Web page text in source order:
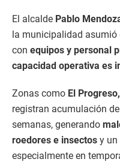
El alcalde Pablo
la municipalidad
con equipos y personal
capacidad operativa es
Zonas como El
registran acumulación
semanas, generando
roedores e insectos y un
especialmente en